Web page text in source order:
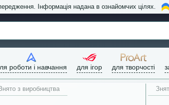
Інформація надана в ознайомчих цілях.
роботи і навчання для ігор для творчості
з виробництва